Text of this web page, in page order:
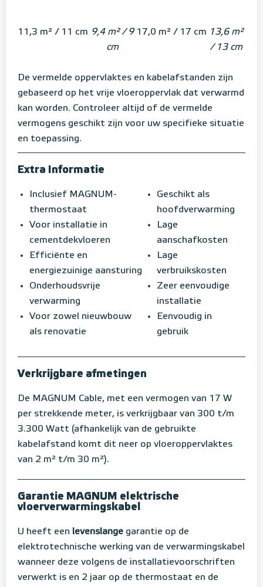
11,3 m² / 11 cm 9,4 m² / 9
cm
17,0 m² / 17 cm 13,6 m²
/ 13 cm
De vermelde oppervlaktes en kabelafstanden zijn
gebaseerd op het vrije vloeroppervlak dat verwarmd
kan worden. Controleer altijd of de vermelde
vermogens geschikt zijn voor uw specifieke situatie
en toepassing.
Extra Informatie
Inclusief MAGNUM-
thermostaat
Voor installatie in
cementdekvloeren
Efficiënte en
energiezuinige aansturing
Onderhoudsvrije
verwarming
Voor zowel nieuwbouw
als renovatie
Geschikt als
hoofdverwarming
Lage
aanschafkosten
Lage
verbruikskosten
Zeer eenvoudige
installatie
Eenvoudig in
gebruik
Verkrijgbare afmetingen
De MAGNUM Cable, met een vermogen van 17 W
per strekkende meter, is verkrijgbaar van 300 t/m
3.300 Watt (afhankelijk van de gebruikte
kabelafstand komt dit neer op vloeroppervlaktes
van 2 m² t/m 30 m²).
Garantie MAGNUM elektrische
vloerverwarmingskabel
U heeft een levenslange garantie op de
elektrotechnische werking van de verwarmingskabel
wanneer deze volgens de installatievoorschriften
verwerkt is en 2 jaar op de thermostaat en de